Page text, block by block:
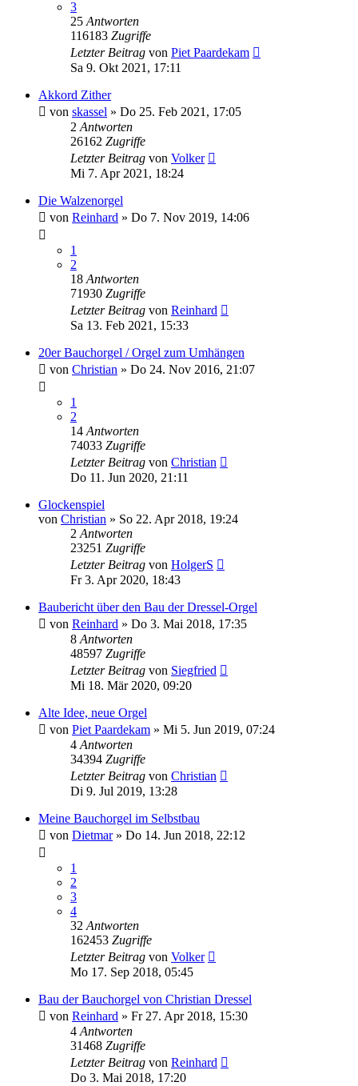
3
25Antworten
116183 Zugriffe
Letzter Beitrag von Piet Paardekam
Sa 9. Okt 2021, 17:11
Akkord Zither
von skassel » Do 25. Feb 2021, 17:05
2Antworten
26162 Zugriffe
Letzter Beitrag von Volker
Mi 7. Apr 2021, 18:24
Die Walzenorgel
von Reinhard » Do 7. Nov 2019, 14:06
1
2
18Antworten
71930 Zugriffe
Letzter Beitrag von Reinhard
Sa 13. Feb 2021, 15:33
20er Bauchorgel / Orgel zum Umhängen
von Christian » Do 24. Nov 2016, 21:07
1
2
14Antworten
74033 Zugriffe
Letzter Beitrag von Christian
Do 11. Jun 2020, 21:11
Glockenspiel
von Christian » So 22. Apr 2018, 19:24
2Antworten
23251 Zugriffe
Letzter Beitrag von HolgerS
Fr 3. Apr 2020, 18:43
Baubericht über den Bau der Dressel-Orgel
von Reinhard » Do 3. Mai 2018, 17:35
8Antworten
48597 Zugriffe
Letzter Beitrag von Siegfried
Mi 18. Mär 2020, 09:20
Alte Idee, neue Orgel
von Piet Paardekam » Mi 5. Jun 2019, 07:24
4Antworten
34394 Zugriffe
Letzter Beitrag von Christian
Di 9. Jul 2019, 13:28
Meine Bauchorgel im Selbstbau
von Dietmar» Do 14. Jun 2018, 22:12
1
2
3
4
32Antworten
162453 Zugriffe
Letzter Beitrag von Volker
Mo 17. Sep 2018, 05:45
Bau der Bauchorgel von Christian Dressel
von Reinhard » Fr 27. Apr 2018, 15:30
4Antworten
31468 Zugriffe
Letzter Beitrag von Reinhard
Do 3. Mai 2018, 17:20